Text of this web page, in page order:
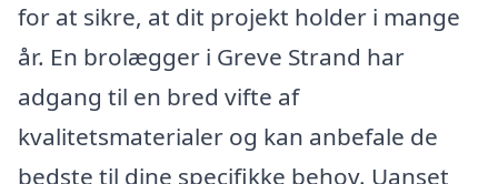
for at sikre, at dit projekt holder i mange
år. En brolægger i Greve Strand har
adgang til en bred vifte af
kvalitetsmaterialer og kan anbefale de
bedste til dine specifikke behov. Uanset